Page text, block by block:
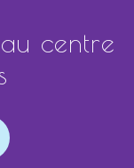
centre